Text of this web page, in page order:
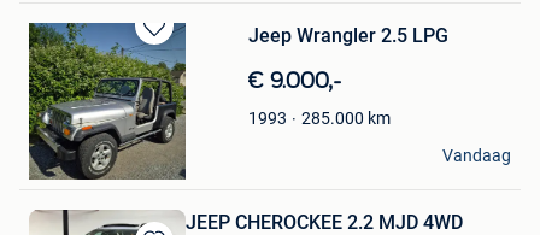
Bewaren
in
Mijn
Favorieten
Jeep Wrangler 2.5 LPG
€ 9.000,-
1993 285.000 km
Bee Jeep
Gilly
Vandaag
JEEP CHEROCKEE 2.2 MJD 4WD